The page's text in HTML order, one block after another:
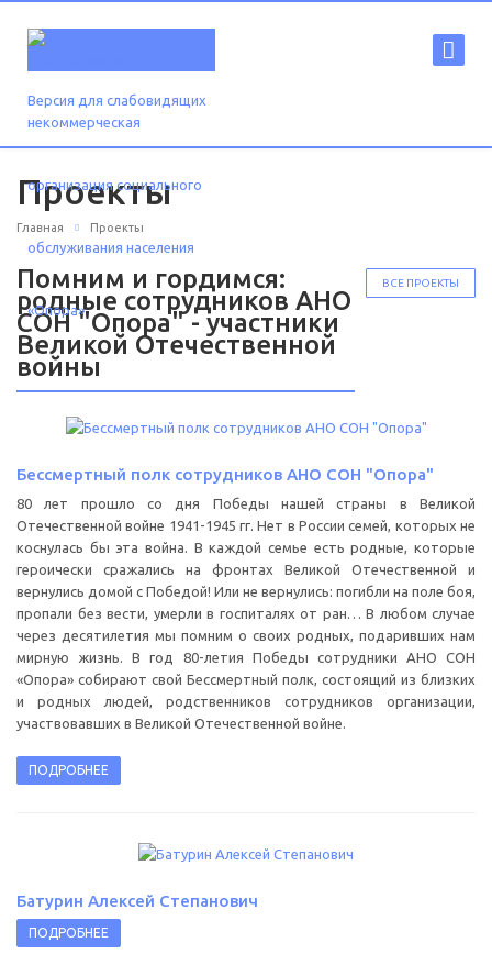
Версия для слабовидящих
Проекты
Главная Проекты
ВСЕ ПРОЕКТЫ
Помним и гордимся:
родные сотрудников АНО
СОН "Опора" - участники
Великой Отечественной
войны
Бессмертный полк сотрудников АНО СОН "Опора"
80 лет прошло со дня Победы нашей страны в Великой
Отечественной войне 1941-1945 гг. Нет в России семей, которых не
коснулась бы эта война. В каждой семье есть родные, которые
героически сражались на фронтах Великой Отечественной и
вернулись домой с Победой! Или не вернулись: погибли на поле боя,
пропали без вести, умерли в госпиталях от ран… В любом случае
через десятилетия мы помним о своих родных, подаривших нам
мирную жизнь. В год 80-летия Победы сотрудники АНО СОН
«Опора» собирают свой Бессмертный полк, состоящий из близких
и родных людей, родственников сотрудников организации,
участвовавших в Великой Отечественной войне.
ПОДРОБНЕЕ
Батурин Алексей Степанович
ПОДРОБНЕЕ